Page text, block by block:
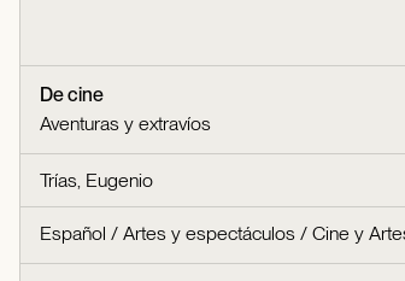
De cine
Aventuras y extravíos
Trías, Eugenio
Español / Artes y espectáculos / Cine y